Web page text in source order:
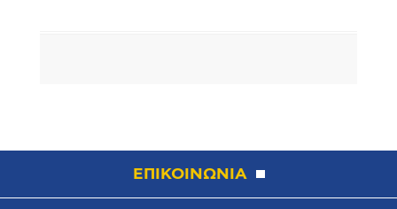
ΕΠΙΚΟΙΝΩΝΙΑ